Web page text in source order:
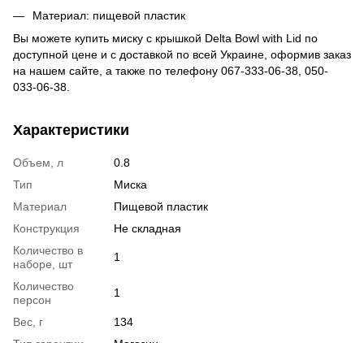
Материал: пищевой пластик
Вы можете купить миску с крышкой Delta Bowl with Lid по
доступной цене и с доставкой по всей Украине, оформив заказ
на нашем сайте, а также по телефону 067-333-06-38, 050-
033-06-38.
Характеристики
Объем, л
0.8
Тип
Миска
Материал
Пищевой пластик
Конструкция
Не складная
Количество в
наборе, шт
1
Количество
персон
1
Вес, г
134